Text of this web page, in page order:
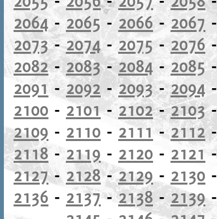
2064 - 2065 - 2066 - 2067
2073-2074- 2075- 2076
2082-2083-2084-2085
2091 -2092 -2093-2094
2100 - 2101-2102-2103
2109 - 2110 - 2111-2112
2118- 2119 - 2120 - 2121
2127- 2128-2129 - 2130
2136 - 2137-2138- 2139